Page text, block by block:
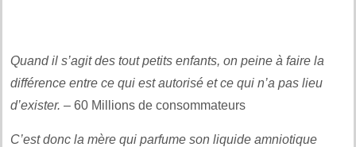
Quand il s’agit des tout petits enfants, on peine à faire la
différence entre ce qui est autorisé et ce qui n’a pas lieu
d’exister. – 60 Millions de consommateurs
C’est donc la mère qui parfume son liquide amniotique